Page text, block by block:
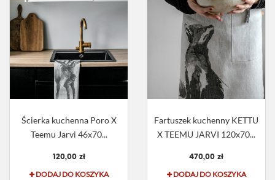
Ścierka kuchenna Poro X
Teemu Jarvi 46x70...
120,00 zł
DODAJ DO KOSZYKA
Fartuszek kuchenny KETTU
X TEEMU JARVI 120x70...
470,00 zł
DODAJ DO KOSZYKA